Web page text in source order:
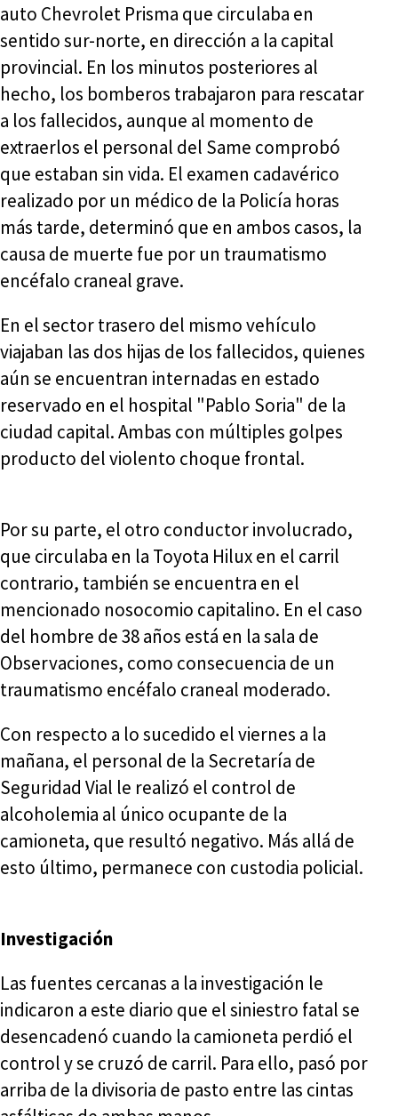
auto Chevrolet Prisma que circulaba en
sentido sur-norte, en dirección a la capital
provincial. En los minutos posteriores al
hecho, los bomberos trabajaron para rescatar
a los fallecidos, aunque al momento de
extraerlos el personal del Same comprobó
que estaban sin vida. El examen cadavérico
realizado por un médico de la Policía horas
más tarde, determinó que en ambos casos, la
causa de muerte fue por un traumatismo
encéfalo craneal grave.
En el sector trasero del mismo vehículo
viajaban las dos hijas de los fallecidos, quienes
aún se encuentran internadas en estado
reservado en el hospital "Pablo Soria" de la
ciudad capital. Ambas con múltiples golpes
producto del violento choque frontal.
Por su parte, el otro conductor involucrado,
que circulaba en la Toyota Hilux en el carril
contrario, también se encuentra en el
mencionado nosocomio capitalino. En el caso
del hombre de 38 años está en la sala de
Observaciones, como consecuencia de un
traumatismo encéfalo craneal moderado.
Con respecto a lo sucedido el viernes a la
mañana, el personal de la Secretaría de
Seguridad Vial le realizó el control de
alcoholemia al único ocupante de la
camioneta, que resultó negativo. Más allá de
esto último, permanece con custodia policial.
Investigación
Las fuentes cercanas a la investigación le
indicaron a este diario que el siniestro fatal se
desencadenó cuando la camioneta perdió el
control y se cruzó de carril. Para ello, pasó por
arriba de la divisoria de pasto entre las cintas